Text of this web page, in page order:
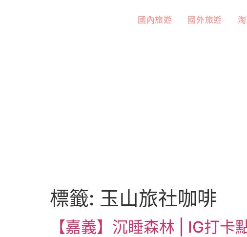
國內旅遊 國外旅遊
標籤: 玉山旅社咖啡
【嘉義】沉睡森林 | IG打